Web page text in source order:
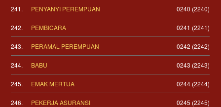
241. PENYANYI PEREMPUAN 0240 (2240)
242. PEMBICARA 0241 (2241)
243. PERAMAL PEREMPUAN 0242 (2242)
244. BABU 0243 (2243)
245. EMAK MERTUA 0244 (2244)
246. PEKERJA ASURANSI 0245 (2245)